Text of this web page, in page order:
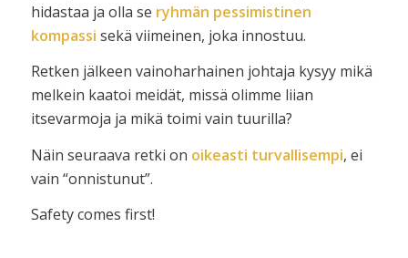
hidastaa ja olla se ryhmän pessimistinen
kompassi sekä viimeinen, joka innostuu.
Retken jälkeen vainoharhainen johtaja kysyy mikä
melkein kaatoi meidät, missä olimme liian
itsevarmoja ja mikä toimi vain tuurilla?
Näin seuraava retki on oikeasti turvallisempi, ei
vain “onnistunut”.
Safety comes first!